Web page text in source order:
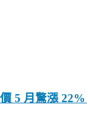
5 月驚漲